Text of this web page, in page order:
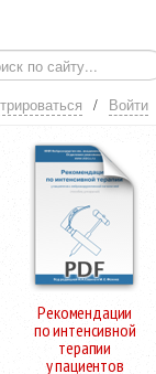
/ Войти
Рекомендации
по интенсивной
терапии
у пациентов